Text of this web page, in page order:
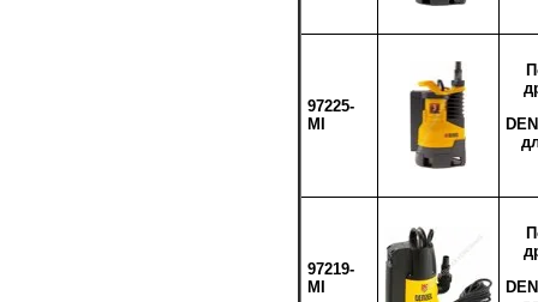
97225-
MI
97219-
MI